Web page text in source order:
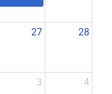
27 28
3 4